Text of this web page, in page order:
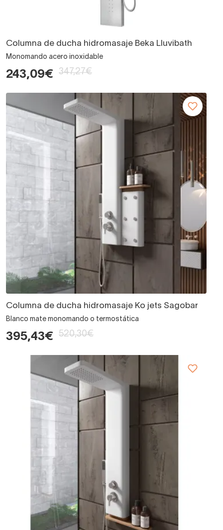
Columna de ducha hidromasaje Beka Lluvibath
Monomando acero inoxidable
243,09€ 347,27€
Columna de ducha hidromasaje Ko jets Sagobar
Blanco mate monomando o termostática
395,43€ 520,30€